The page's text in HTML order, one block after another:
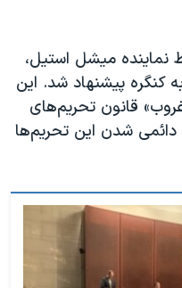
توسط نماینده میشل استیل،
کنگره پیشنهاد شد. این
قانون تحریم‌های
و دائمی شدن این تحریم‌ها